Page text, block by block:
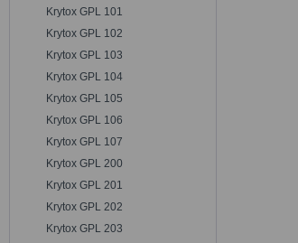
Krytox GPL 101
Krytox GPL 102
Krytox GPL 103
Krytox GPL 104
Krytox GPL 105
Krytox GPL 106
Krytox GPL 107
Krytox GPL 200
Krytox GPL 201
Krytox GPL 202
Krytox GPL 203